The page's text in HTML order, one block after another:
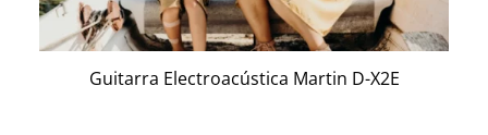
Guitarra Electroacústica Martin D-X2E